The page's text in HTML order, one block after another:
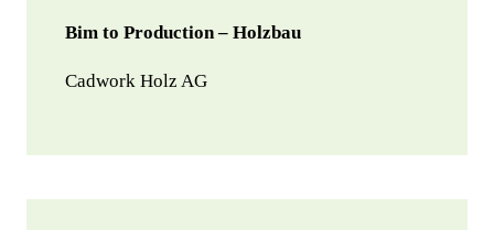
Bim to Production – Holzbau
Cadwork Holz AG